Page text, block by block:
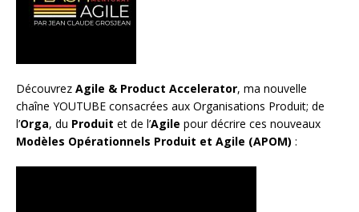
Découvrez Agile & Product Accelerator, ma nouvelle
chaîne YOUTUBE consacrées aux Organisations Produit; de
l’Orga, du Produit et de l’Agile pour décrire ces nouveaux
Modèles Opérationnels Produit et Agile (APOM) :